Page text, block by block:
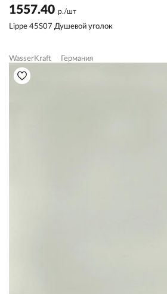
1557.40 р./шт
Lippe 45S07 Душевой уголок
WasserKraft Германия